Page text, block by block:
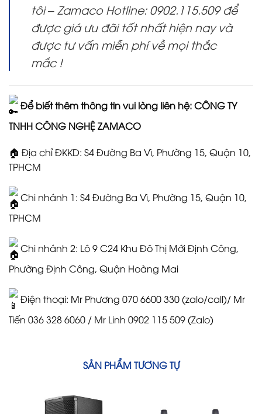
tôi – Zamaco Hotline: 0902.115.509 để
được giá ưu đãi tốt nhất hiện nay và
được tư vấn miễn phí về mọi thắc
mắc !
Để biết thêm thông tin vui lòng liên hệ: CÔNG TY
TNHH CÔNG NGHỆ ZAMACO
🏠 Địa chỉ ĐKKD: S4 Đường Ba Vì, Phường 15, Quận 10,
TPHCM
Chi nhánh 1: S4 Đường Ba Vì, Phường 15, Quận 10,
TPHCM
Chi nhánh 2: Lô 9 C24 Khu Đô Thị Mới Định Công,
Phường Định Công, Quận Hoàng Mai
Điện thoại: Mr Phương 070 6600 330 (zalo/call)/ Mr
Tiến 036 328 6060 / Mr Linh 0902 115 509 (Zalo)
SẢN PHẨM TƯƠNG TỰ